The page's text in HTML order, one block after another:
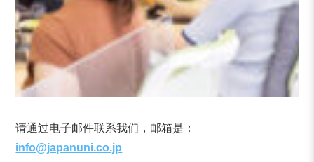
请通过电子邮件联系我们，邮箱是：
info@japanuni.co.jp